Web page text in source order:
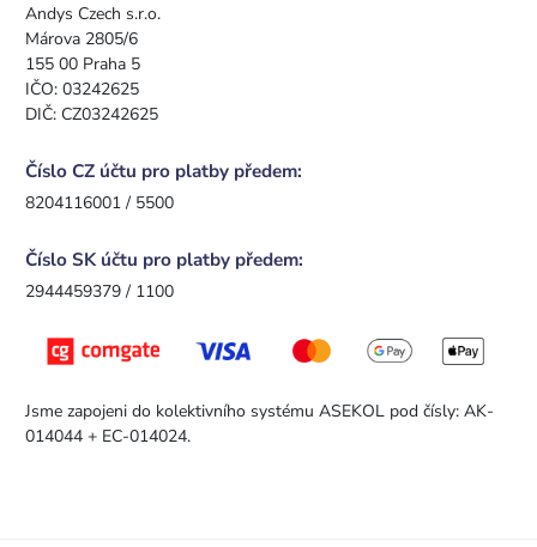
Andys Czech s.r.o.
Márova 2805/6
155 00 Praha 5
IČO: 03242625
DIČ: CZ03242625
Číslo CZ účtu pro platby předem:
8204116001 / 5500
Číslo SK účtu pro platby předem:
2944459379 / 1100
Jsme zapojeni do kolektivního systému ASEKOL pod čísly: AK-
014044 + EC-014024.